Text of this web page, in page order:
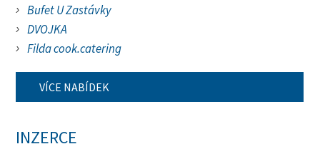
Bufet U Zastávky
DVOJKA
Filda cook.catering
VÍCE NABÍDEK
INZERCE